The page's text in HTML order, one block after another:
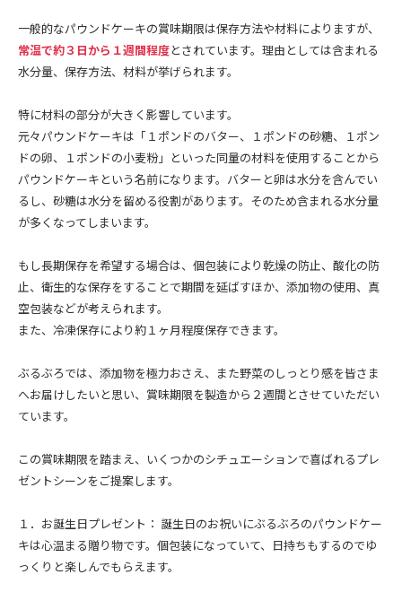
一般的なパウンドケーキの賞味期限は保存方法や材料によりますが、
常温で約３日から１週間程度とされています。理由としては含まれる
水分量、保存方法、材料が挙げられます。
特に材料の部分が大きく影響しています。
元々パウンドケーキは「１ポンドのバター、１ポンドの砂糖、１ポン
ドの卵、１ポンドの小麦粉」といった同量の材料を使用することから
パウンドケーキという名前になります。バターと卵は水分を含んでい
るし、砂糖は水分を留める役割があります。そのため含まれる水分量
が多くなってしまいます。
もし長期保存を希望する場合は、個包装により乾燥の防止、酸化の防
止、衛生的な保存をすることで期間を延ばすほか、添加物の使用、真
空包装などが考えられます。
また、冷凍保存により約１ヶ月程度保存できます。
ぶるぶろでは、添加物を極力おさえ、また野菜のしっとり感を皆さま
へお届けしたいと思い、賞味期限を製造から２週間とさせていただい
ています。
この賞味期限を踏まえ、いくつかのシチュエーションで喜ばれるプレ
ゼントシーンをご提案します。
１．お誕生日プレゼント： 誕生日のお祝いにぶるぶろのパウンドケー
キは心温まる贈り物です。個包装になっていて、日持ちもするのでゆ
っくりと楽しんでもらえます。